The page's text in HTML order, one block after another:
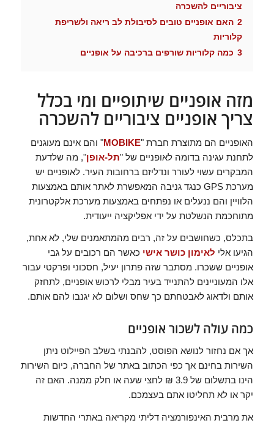
ציבוריים להשכרה
2 האם אופניים טובים לסיבולת לב ריאה ולשריפת
קלוריות
3 כמה קלוריות שורפים ברכיבה על אופניים
מזה אופניים שיתופיים ומי בכלל
צריך אופניים ציבוריים להשכרה
האופניים הם מתוצרת חברת "MOBIKE" והם אינם מעוגנים
לתחנת עגינה בדומה לאופניים של "תל-אופן", מה שלדעת
המבקרים עשוי לעורר ונדליזם ברחובות העיר. לאופניים יש
מערכת GPS כנגד גניבה המאפשרת לאתר אותם באמצעות
הלוויין והם ננעלים או נפתחים באמצעות מערכת אלקטרונית
מתוחכמת הנשלטת על ידי אפליקציה ייעודית.
בתכלס, כשחושבים על זה, רבים מהמתאמנים שלי, לא אחת,
הגיעו אלי לאימון כושר אישי כאשר הם רכובים על גבי
אופניים ששכרו. מסתבר שזה פתרון יעיל, חסכוני ופרקטי עבור
אלו המעוניינים להתנייד בעיר מבלי לרכוש אופניים, לתחזק
אותם ולדאוג לאבטחתם כך שחס ושלום לא יגנבו להם אותם.
כמה עולה לשכור אופניים
אך אם נחזור לנושא הפוסט, להבנתי בשלב הפיילוט ניתן
השירות בחינם אך כפי הכתוב באתר של החברה, כיום השירות
הינו בתשלום של 3.9 ₪ לחצי שעה או חלק ממנה. האם זה
יקר או לא תחליטו אתם בעצמכם.
את מרבית האינפורמציה דליתי מקריאה באתרי החדשות